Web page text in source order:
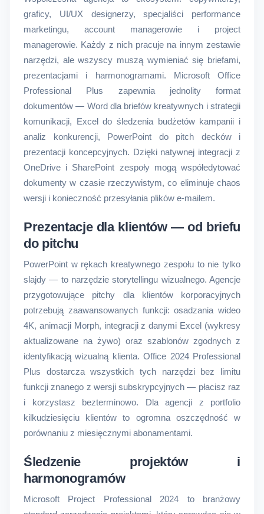
graficy, UI/UX designerzy, specjaliści performance
marketingu, account managerowie i project
managerowie. Każdy z nich pracuje na innym zestawie
narzędzi, ale wszyscy muszą wymieniać się briefami,
prezentacjami i harmonogramami. Microsoft Office
Professional Plus zapewnia jednolity format
dokumentów — Word dla briefów kreatywnych i strategii
komunikacji, Excel do śledzenia budżetów kampanii i
analiz konkurencji, PowerPoint do pitch decków i
prezentacji koncepcyjnych. Dzięki natywnej integracji z
OneDrive i SharePoint zespoły mogą współedytować
dokumenty w czasie rzeczywistym, co eliminuje chaos
wersji i konieczność przesyłania plików e-mailem.
Prezentacje dla klientów — od briefu
do pitchu
PowerPoint w rękach kreatywnego zespołu to nie tylko
slajdy — to narzędzie storytellingu wizualnego. Agencje
przygotowujące pitchy dla klientów korporacyjnych
potrzebują zaawansowanych funkcji: osadzania wideo
4K, animacji Morph, integracji z danymi Excel (wykresy
aktualizowane na żywo) oraz szablonów zgodnych z
identyfikacją wizualną klienta. Office 2024 Professional
Plus dostarcza wszystkich tych narzędzi bez limitu
funkcji znanego z wersji subskrypcyjnych — płacisz raz
i korzystasz bezterminowo. Dla agencji z portfolio
kilkudziesięciu klientów to ogromna oszczędność w
porównaniu z miesięcznymi abonamentami.
Śledzenie projektów i
harmonogramów
Microsoft Project Professional 2024 to branżowy